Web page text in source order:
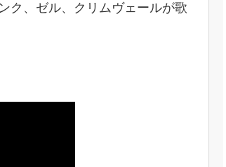
ク、ゼル、クリムヴェールが歌